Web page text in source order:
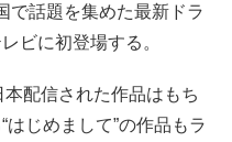
で話題を集めた最新ドラ
ビに初登場する。
配信された作品はもち
じめまして”の作品もラ